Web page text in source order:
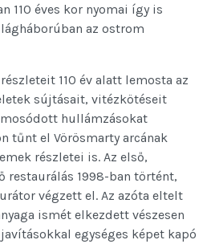
110 éves kor nyomai így is
az ostrom
110 év alatt lemosta az
sújtásait, vitézkötéseit
hullámzásokat
tűnt el Vörösmarty arcának
részletei is. Az első,
restaurálás 1998-ban történt,
végzett el. Az azóta eltelt
ismét elkezdett vészesen
egységes képet kapó